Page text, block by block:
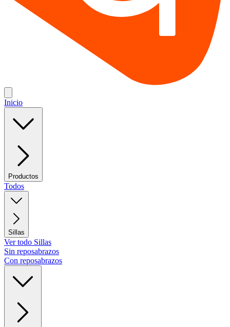
Inicio
Productos
Todos
Sillas
Ver todo Sillas
Sin reposabrazos
Con reposabrazos